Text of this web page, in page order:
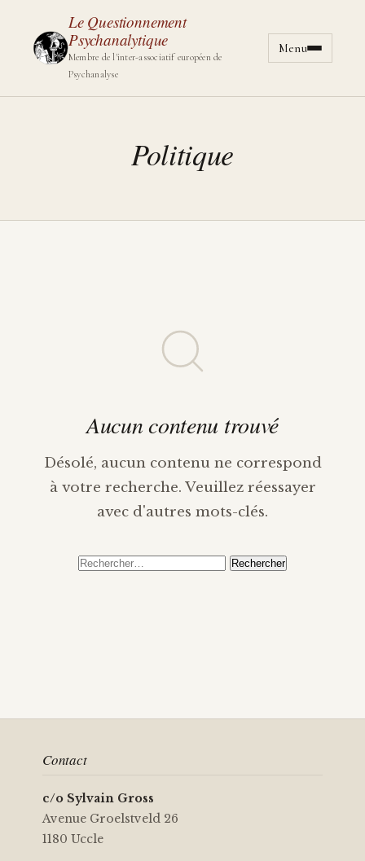
Le Questionnement
Psychanalytique
Membre de l'inter-associatif européen de
Psychanalyse
Aller au
Menu
Politique
Aucun contenu trouvé
Désolé, aucun contenu ne correspond
à votre recherche. Veuillez réessayer
avec d'autres mots-clés.
Rechercher :
Contact
c/o Sylvain Gross
Avenue Groelstveld 26
1180 Uccle